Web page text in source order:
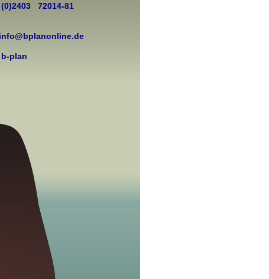
(0)2403 72014-81
plan